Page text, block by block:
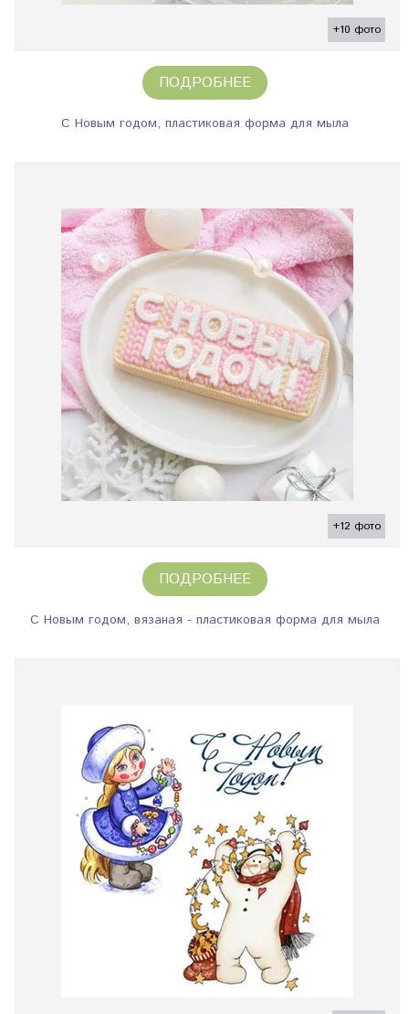
+10 фото
ПОДРОБНЕЕ
С Новым годом, пластиковая форма для мыла
+12 фото
ПОДРОБНЕЕ
С Новым годом, вязаная - пластиковая форма для мыла